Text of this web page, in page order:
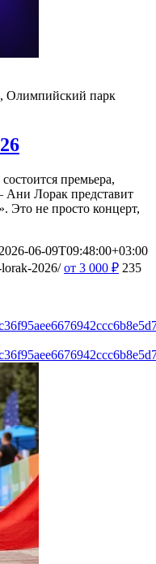
Олимпийский парк
премьера,
Ани Лорак представит
Это не просто концерт,
2026-06-09T09:48:00+03:00
2026/ от 3 000 ₽ 235